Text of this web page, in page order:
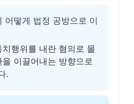
어떻게 법정 공방으로 이
행위를 내란 혐의로 몰
이끌어내는 방향으로
.